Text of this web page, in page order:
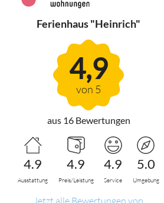
Ferienhaus "Heinrich"
4,9
von 5
aus 16 Bewertungen
4.9
Ausstattung
4.9
Preis/Leistung
4.9
Service
5.0
Umgebung
Jetzt alle Bewertungen von